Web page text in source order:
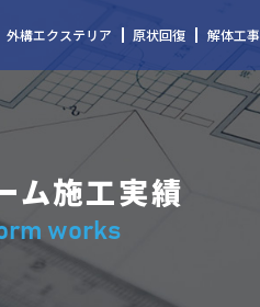
外構エクステリア 原状回復 解体工事
ム施工実績
works